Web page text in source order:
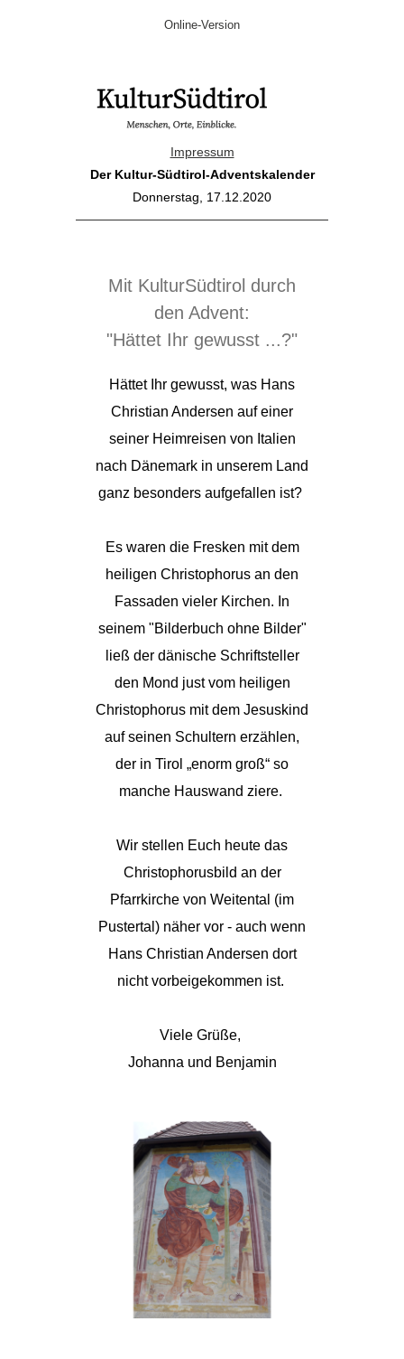
Online-Version
Impressum
Der Kultur-Südtirol-Adventskalender
Donnerstag, 17.12.2020
Mit KulturSüdtirol durch
den Advent:
"Hättet Ihr gewusst ...?"
Hättet Ihr gewusst, was Hans
Christian Andersen auf einer
seiner Heimreisen von Italien
nach Dänemark in unserem Land
ganz besonders aufgefallen ist?
Es waren die Fresken mit dem
heiligen Christophorus an den
Fassaden vieler Kirchen. In
seinem "Bilderbuch ohne Bilder"
ließ der dänische Schriftsteller
den Mond just vom heiligen
Christophorus mit dem Jesuskind
auf seinen Schultern erzählen,
der in Tirol „enorm groß“ so
manche Hauswand ziere.
Wir stellen Euch heute das
Christophorusbild an der
Pfarrkirche von Weitental (im
Pustertal) näher vor - auch wenn
Hans Christian Andersen dort
nicht vorbeigekommen ist.
Viele Grüße,
Johanna und Benjamin